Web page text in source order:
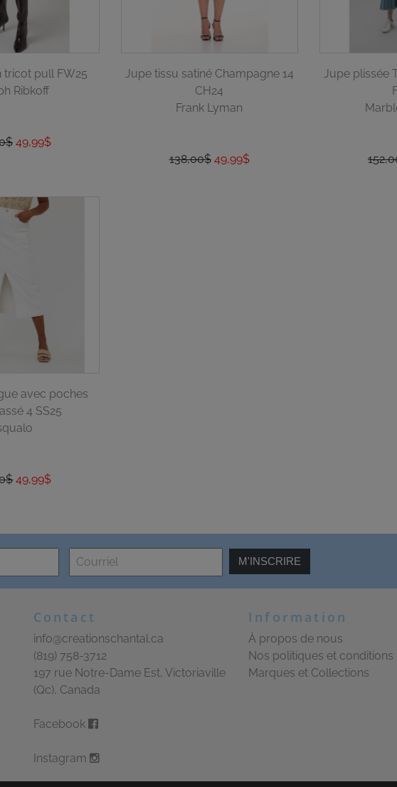
tricot pull FW25
Ribkoff
49,99$
Jupe tissu satiné Champagne 14
CH24
Frank Lyman
138,00$ 49,99$
Jupe plissée
avec poches
4 SS25
49,99$
M'INSCRIRE
Contact
info@creationschantal.ca
(819) 758-3712
197 rue Notre-Dame Est, Victoriaville
(Qc), Canada
Facebook
Instagram
Information
À propos de nous
Nos politiques et conditions
Marques et Collections